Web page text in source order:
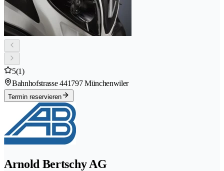
5(1)
Bahnhofstrasse 441797 Münchenwiler
Termin reservieren
Arnold Bertschy AG